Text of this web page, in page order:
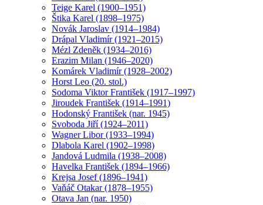
Teige Karel (1900–1951)
Štika Karel (1898–1975)
Novák Jaroslav (1914–1984)
Drápal Vladimír (1921–2015)
Mézl Zdeněk (1934–2016)
Erazim Milan (1946–2020)
Komárek Vladimír (1928–2002)
Horst Leo (20. stol.)
Sodoma Viktor František (1917–1997)
Jiroudek František (1914–1991)
Hodonský František (nar. 1945)
Svoboda Jiří (1924–2011)
Wagner Libor (1933–1994)
Dlabola Karel (1902–1998)
Jandová Ludmila (1938–2008)
Havelka František (1894–1966)
Krejsa Josef (1896–1941)
Vaňáč Otakar (1878–1955)
Otava Jan (nar. 1950)